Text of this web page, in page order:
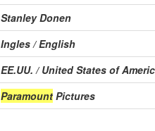
Stanley Donen
Ingles / English
EE.UU. / United States of
Paramount Pictures